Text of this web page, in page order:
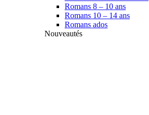
Romans 8 – 10 ans
Romans 10 – 14 ans
Romans ados
Nouveautés